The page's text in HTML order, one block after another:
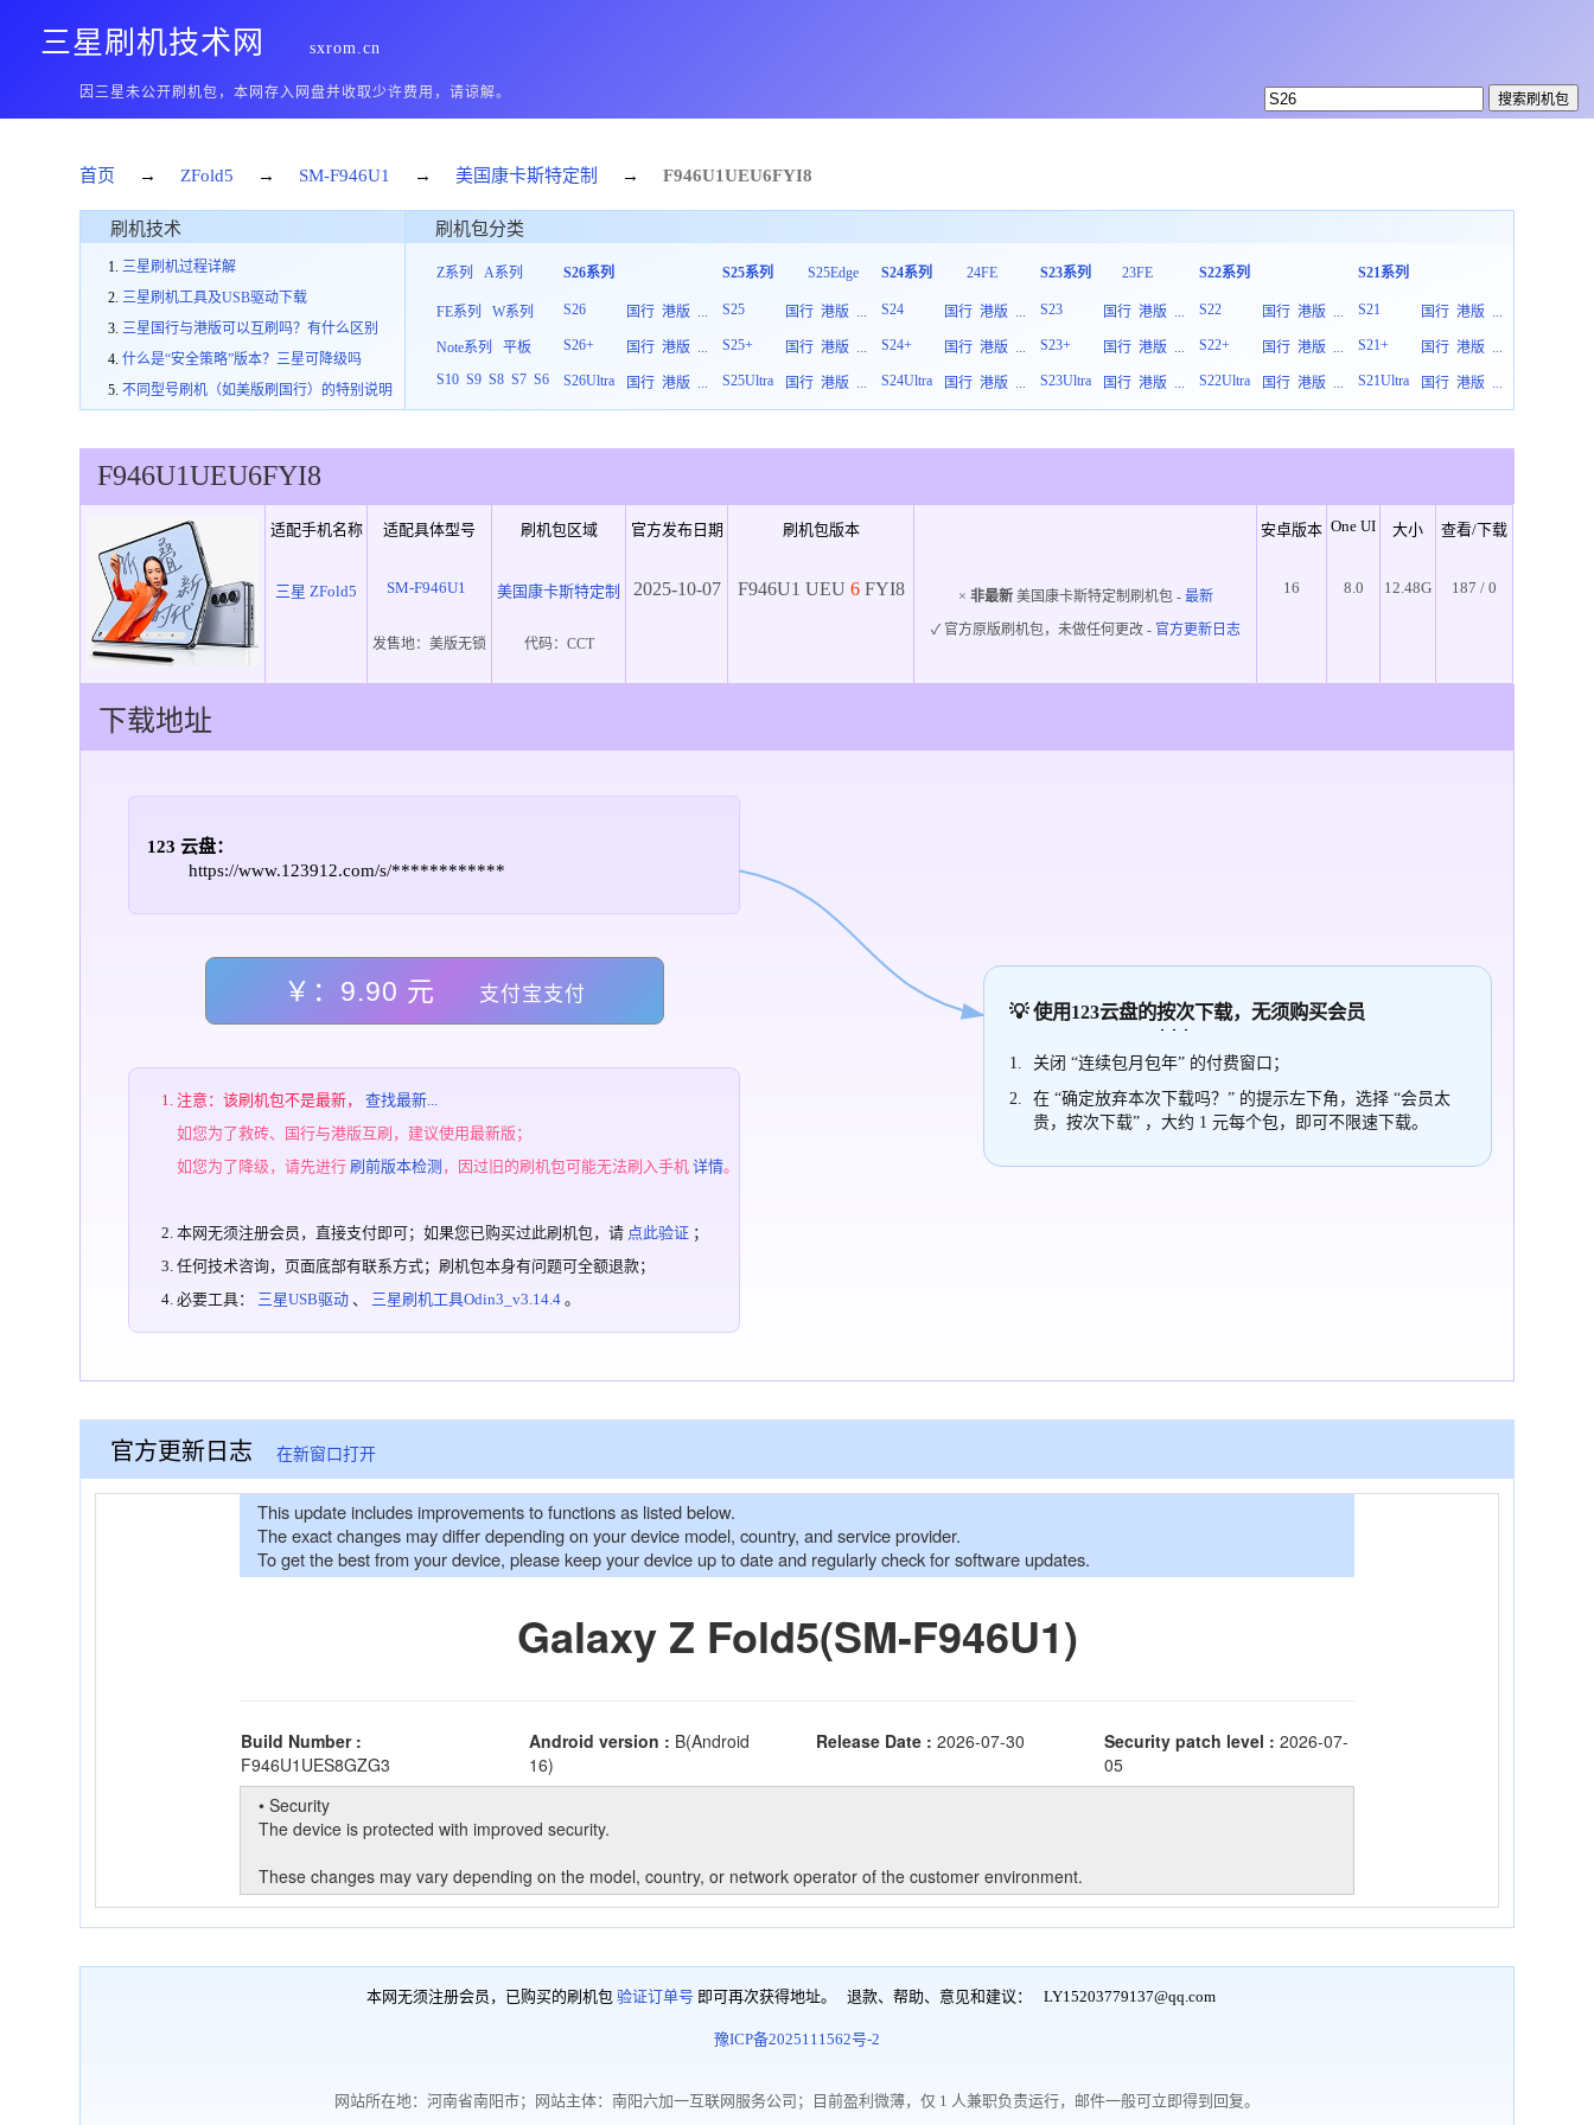
三星刷机技术网 sxrom.cn
因三星未公开刷机包，本网存入网盘并收取少许费用，请谅解。
首页 → ZFold5 → SM-F946U1 → 美国康卡斯特定制 → F946U1UEU6FYI8
刷机技术
三星刷机过程详解
三星刷机工具及USB驱动下载
三星国行与港版可以互刷吗？有什么区别
什么是“安全策略”版本？三星可降级吗
不同型号刷机（如美版刷国行）的特别说明
刷机包分类
Z系列 A系列
FE系列 W系列
Note系列
平板
S10 S9 S8 S7 S6
S26系列
S26 国行 港版 ...
S26+
国行 港版 ...
S26Ultra
国行 港版 ...
S25系列 S25Edge
S25 国行 港版 ...
S25+
国行 港版 ...
S25Ultra
国行 港版 ...
S24系列 24FE
S24 国行 港版 ...
S24+
国行 港版 ...
S24Ultra
国行 港版 ...
S23系列 23FE
S23 国行 港版 ...
S23+
国行 港版 ...
S23Ultra
国行 港版 ...
S22系列
S22 国行 港版 ...
S22+
国行 港版 ...
S22Ultra
国行 港版 ...
S21系列
S21 国行 港版 ...
S21+
国行 港版 ...
S21Ultra
国行 港版 ...
F946U1UEU6FYI8
适配手机名称 适配具体型号 刷机包区域 官方发布日期 刷机包版本 安卓版本 One UI 大小 查看/下载
三星 ZFold5 SM-F946U1 美国康卡斯特定制 2025-10-07 F946U1 UEU 6 FYI8 × 非最新美国康卡斯特定制刷机包 - 最新
✓ 官方原版刷机包，未做任何更改 - 官方更新日志
16 8.0 12.48G 187 / 0
发售地：美版无锁 代码： CCT
下载地址
123 云盘：
https://www.123912.com/s/************
￥：9.90 元 支付宝支付
注意：该刷机包不是最新，查找最新...
如您为了救砖、国行与港版互刷，建议使用最新版；
如您为了降级，请先进行 刷前版本检测 ，因过旧的刷机包可能无法刷入手机详情。
本网无须注册会员，直接支付即可；如果您已购买过此刷机包，请 点此验证 ；
任何技术咨询，页面底部有联系方式；刷机包本身有问题可全额退款；
必要工具： 三星USB驱动 、 三星刷机工具Odin3_v3.14.4 。
💡 使用123云盘的按次下载，无须购买会员
关闭 “连续包月包年” 的付费窗口；
在 “确定放弃本次下载吗？” 的提示左下角，选择 “会员太
贵，按次下载” ，大约 1 元每个包，即可不限速下载。
官方更新日志在新窗口打开
本网无须注册会员，已购买的刷机包 验证订单号 即可再次获得地址。 退款、帮助、意见和建议： LY15203779137@qq.com
豫ICP备2025111562号-2
网站所在地：河南省南阳市；网站主体：南阳六加一互联网服务公司；目前盈利微薄，仅 1 人兼职负责运行，邮件一般可立即得到回复。